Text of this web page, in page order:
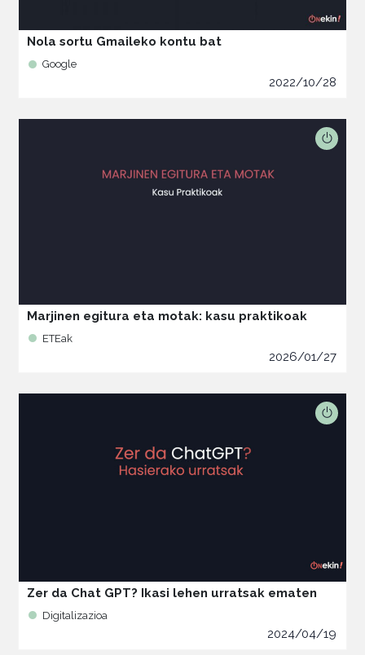
Nola sortu Gmaileko kontu bat
Google
2022/10/28
Marjinen egitura eta motak: kasu praktikoak
ETEak
2026/01/27
Zer da Chat GPT? Ikasi lehen urratsak ematen
Digitalizazioa
2024/04/19